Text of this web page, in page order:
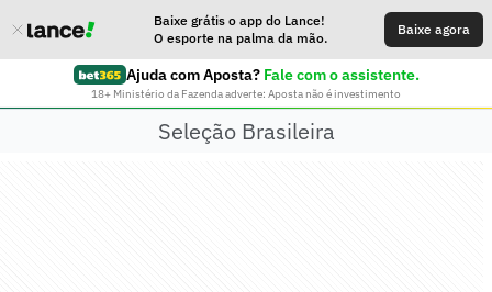
Baixe grátis o app do Lance!
O esporte na palma da mão.
Baixe agora
Ajuda com Aposta? Fale com o assistente.
18+ Ministério da Fazenda adverte: Aposta não é investimento
Seleção Brasileira